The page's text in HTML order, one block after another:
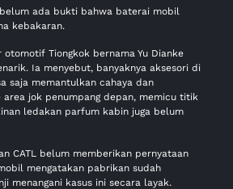
ada bukti bahwa baterai mobil
kebakaran.
otomotif Tiongkok bernama Yu Dianke
Ia menyebut, banyaknya aksesori di
saja memantulkan cahaya dan
area jok penumpang depan, memicu titik
ledakan parfum kabin juga belum
CATL belum memberikan pernyataan
mengatakan pabrikan sudah
menangani kasus ini secara layak.